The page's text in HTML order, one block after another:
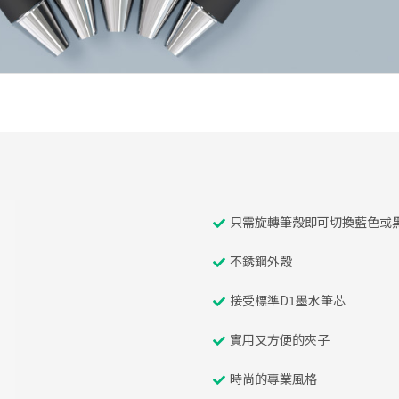
只需旋轉筆殼即可切換藍色或
不銹鋼外殼
接受標準D1墨水筆芯
實用又方便的夾子
時尚的專業風格